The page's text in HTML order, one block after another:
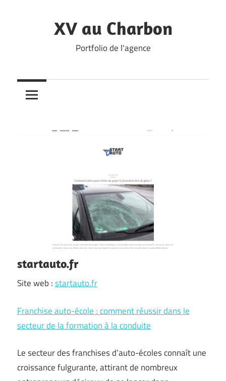
XV au Charbon
Portfolio de l'agence
startauto.fr
Site web :startauto.fr
Franchise auto-école : comment réussir dans le
secteur de la formation à la conduite
Le secteur des franchises d’auto-écoles connaît une
croissance fulgurante, attirant de nombreux